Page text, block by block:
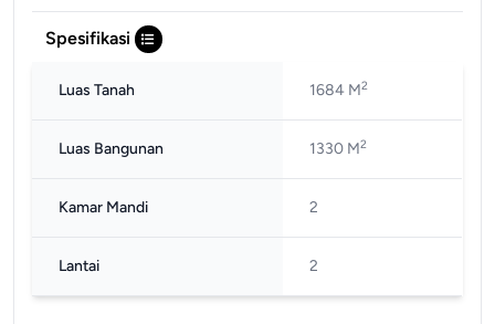
Spesifikasi
Luas Tanah 1684 M2
Luas Bangunan 1330 M2
Kamar Mandi 2
Lantai 2